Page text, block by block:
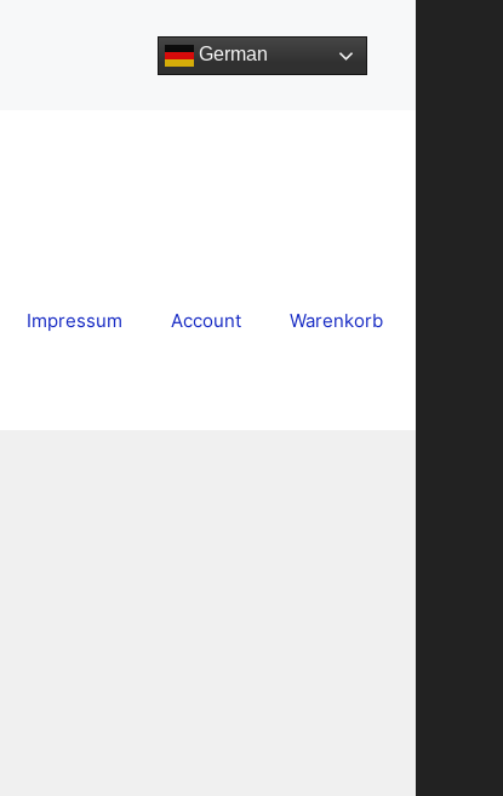
German
Impressum Account Warenkorb